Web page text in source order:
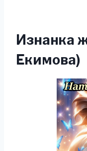
Изнанка
Екимова)